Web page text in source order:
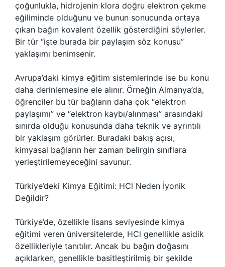
çoğunlukla, hidrojenin klora doğru elektron çekme
eğiliminde olduğunu ve bunun sonucunda ortaya
çıkan bağın kovalent özellik gösterdiğini söylerler.
Bir tür “işte burada bir paylaşım söz konusu”
yaklaşımı benimsenir.
Avrupa’daki kimya eğitim sistemlerinde ise bu konu
daha derinlemesine ele alınır. Örneğin Almanya’da,
öğrenciler bu tür bağların daha çok “elektron
paylaşımı” ve “elektron kaybı/alınması” arasındaki
sınırda olduğu konusunda daha teknik ve ayrıntılı
bir yaklaşım görürler. Buradaki bakış açısı,
kimyasal bağların her zaman belirgin sınıflara
yerleştirilemeyeceğini savunur.
Türkiye’deki Kimya Eğitimi: HCl Neden İyonik
Değildir?
Türkiye’de, özellikle lisans seviyesinde kimya
eğitimi veren üniversitelerde, HCl genellikle asidik
özellikleriyle tanıtılır. Ancak bu bağın doğasını
açıklarken, genellikle basitleştirilmiş bir şekilde